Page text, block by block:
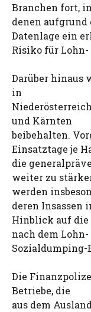
Branchen fort, in
denen
Datenlage ein
Risiko für
Darüber hinaus
in
und Kärnten
beibehalten.
Einsatztage je
die
weiter zu
werden
deren Insassen
Hinblick auf die
nach dem Lohn-
Sozialdumping-
Die
Betriebe, die
aus dem